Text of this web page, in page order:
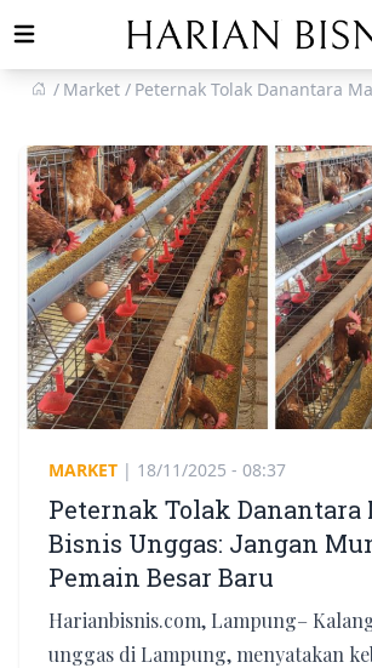
Open main menu
Market
Peternak Tolak Danantara
MARKET | 18/11/2025 - 08:37
Peternak Tolak Danantara
Bisnis Unggas: Jangan
Pemain Besar Baru
Harianbisnis.com, Lampung–
unggas di Lampung, menyatakan